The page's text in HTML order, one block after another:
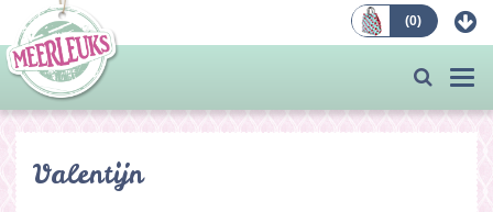
(0)
Valentijn